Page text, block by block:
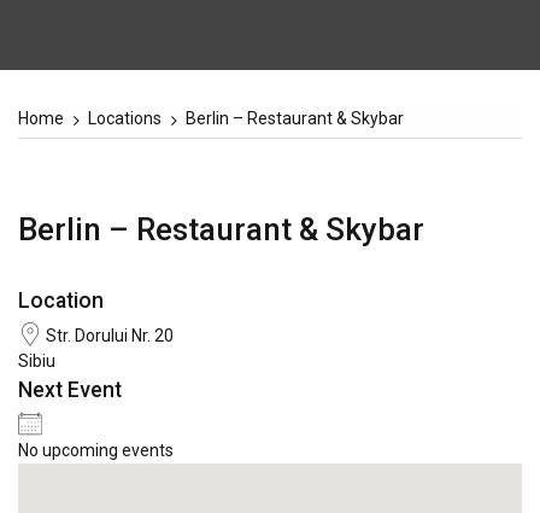
Home Locations Berlin – Restaurant & Skybar
Berlin – Restaurant & Skybar
Location
Str. Dorului Nr. 20
Sibiu
Next Event
No upcoming events